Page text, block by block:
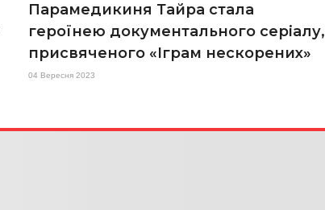
Парамедикиня Тайра стала
героїнею документального серіалу,
присвяченого «Іграм нескорених»
04 Вересня 2023